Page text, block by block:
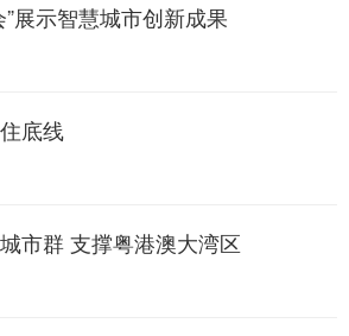
展示智慧城市创新成果
底线
市群 支撑粤港澳大湾区